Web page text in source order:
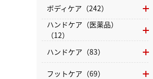
ボディケア（242）
ハンドケア（医薬品）
（12）
ハンドケア（83）
フットケア（69）